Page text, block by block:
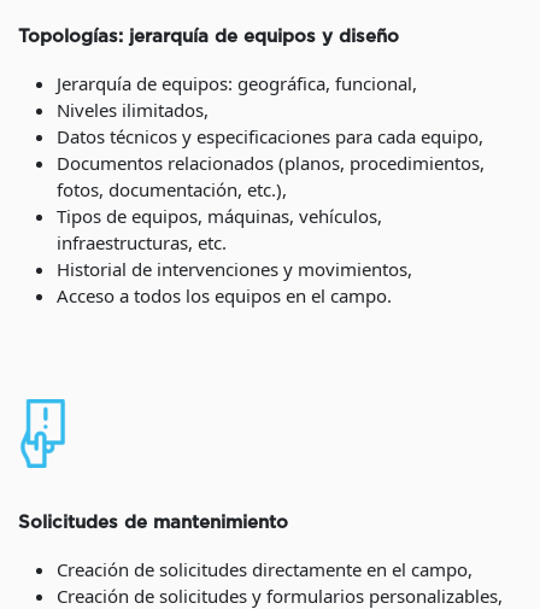
Topologías: jerarquía de equipos y diseño
Jerarquía de equipos: geográfica, funcional,
Niveles ilimitados,
Datos técnicos y especificaciones para cada equipo,
Documentos relacionados (planos, procedimientos,
fotos, documentación, etc.),
Tipos de equipos, máquinas, vehículos,
infraestructuras, etc.
Historial de intervenciones y movimientos,
Acceso a todos los equipos en el campo.
Solicitudes de mantenimiento
Creación de solicitudes directamente en el campo,
Creación de solicitudes y formularios personalizables,